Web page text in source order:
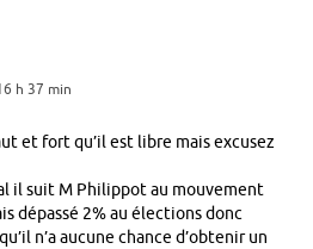
h 37 min
et fort qu’il est libre mais excusez
il suit M Philippot au mouvement
dépassé 2% au élections donc
n’a aucune chance d’obtenir un